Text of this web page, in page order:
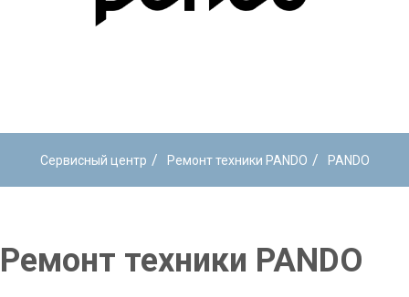
Сервисный центр / Ремонт техники PANDO / PANDO
Ремонт техники PANDO